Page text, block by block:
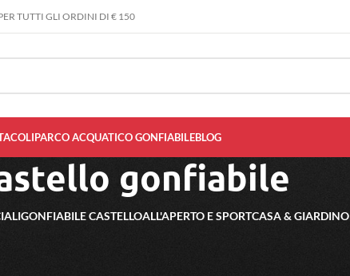
TUTTI GLI ORDINI DI € 150
PARCO ACQUATICO GONFIABILEBLOG
gonfiabile
GONFIABILE CASTELLOALL'APERTO E SPORTCASA & GIARDINO